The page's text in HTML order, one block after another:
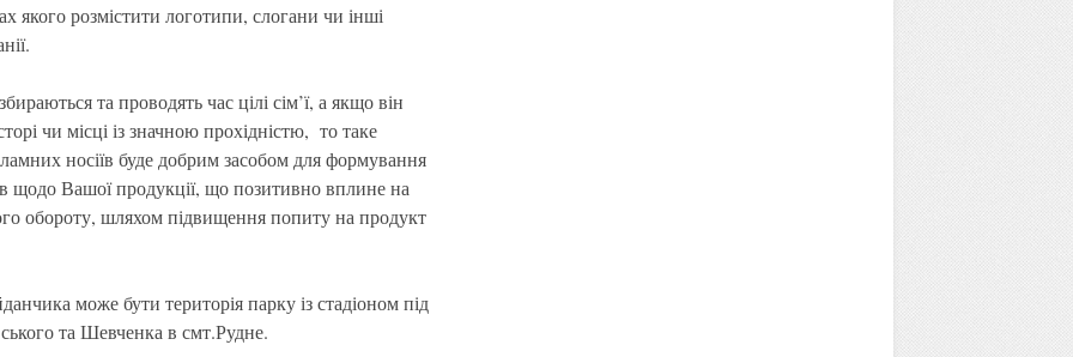
якого розмістити логотипи, слогани чи інші
та проводять час цілі сім’ї, а якщо він
чи місці із значною прохідністю, то таке
носіїв буде добрим засобом для формування
щодо Вашої продукції, що позитивно вплине на
обороту, шляхом підвищення попиту на продукт
може бути територія парку із стадіоном під
та Шевченка в смт.Рудне.